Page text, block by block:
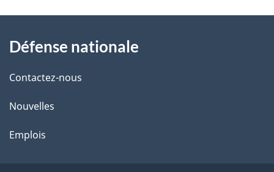
i
l
s
d
propos
de
ce
site
Défense nationale
Contactez-nous
Nouvelles
Emplois